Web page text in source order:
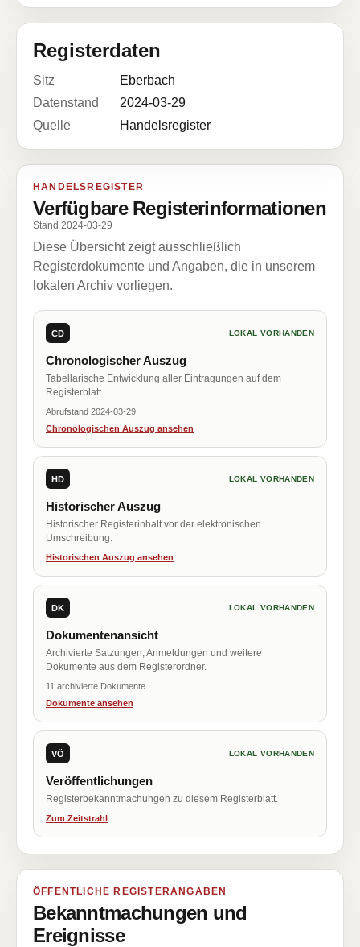
Registerdaten
Sitz
Eberbach
Datenstand
2024-03-29
Quelle
Handelsregister
HANDELSREGISTER
Verfügbare Registerinformationen
Stand 2024-03-29
Diese Übersicht zeigt ausschließlich
Registerdokumente und Angaben, die in unserem
lokalen Archiv vorliegen.
CD LOKAL VORHANDEN
Chronologischer Auszug
Tabellarische Entwicklung aller Eintragungen auf dem
Registerblatt.
Abrufstand 2024-03-29
Chronologischen Auszug ansehen
HD LOKAL VORHANDEN
Historischer Auszug
Historischer Registerinhalt vor der elektronischen
Umschreibung.
Historischen Auszug ansehen
DK LOKAL VORHANDEN
Dokumentenansicht
Archivierte Satzungen, Anmeldungen und weitere
Dokumente aus dem Registerordner.
11 archivierte Dokumente
Dokumente ansehen
VÖ LOKAL VORHANDEN
Veröffentlichungen
Registerbekanntmachungen zu diesem Registerblatt.
Zum Zeitstrahl
ÖFFENTLICHE REGISTERANGABEN
Bekanntmachungen und
Ereignisse